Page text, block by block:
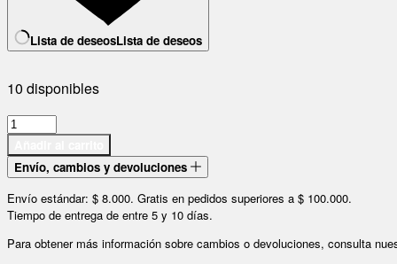
Lista de deseosLista de deseos
10 disponibles
Bolso
Stormtech
Atlantis
cantidad
Envío, cambios y devoluciones
Envío estándar: $ 8.000. Gratis en pedidos superiores a $ 100.000.
Tiempo de entrega de entre 5 y 10 días.
Para obtener más información sobre cambios o devoluciones, consulta